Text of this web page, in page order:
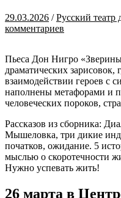
29.03.2026 /Русский
комментариев
Пьеса Дон Нигро
драматических зарисовок,
взаимодействии героев с
наполнены метафорами и
человеческих пороков,
Рассказов из сборника:
Мышеловка, три дикие
початков, ожидание. 5
мыслью о скоротечности
Нужно успевать жить!
26 марта в